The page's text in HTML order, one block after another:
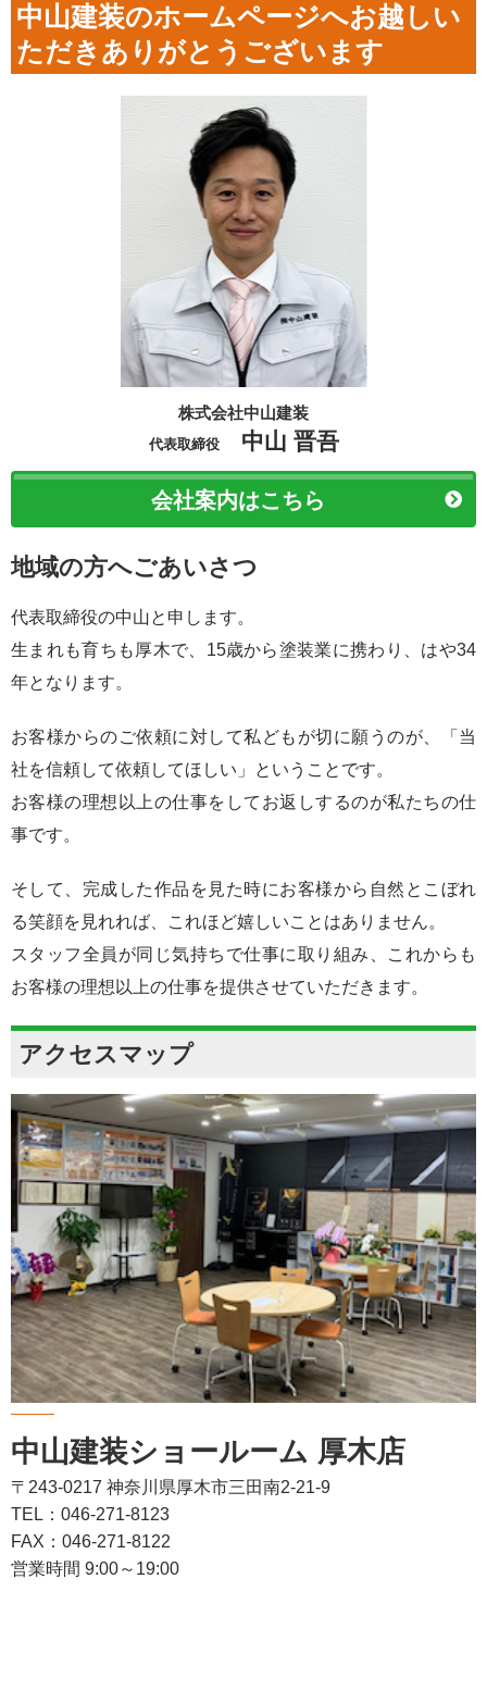
中山建装のホームページへお越しい
ただきありがとうございます
株式会社中山建装
代表取締役 中山 晋吾
会社案内はこちら
地域の方へごあいさつ
代表取締役の中山と申します。
生まれも育ちも厚木で、15歳から塗装業に携わり、はや34
年となります。
お客様からのご依頼に対して私どもが切に願うのが、「当
社を信頼して依頼してほしい」ということです。
お客様の理想以上の仕事をしてお返しするのが私たちの仕
事です。
そして、完成した作品を見た時にお客様から自然とこぼれ
る笑顔を見れれば、これほど嬉しいことはありません。
スタッフ全員が同じ気持ちで仕事に取り組み、これからも
お客様の理想以上の仕事を提供させていただきます。
アクセスマップ
中山建装ショールーム 厚木店
〒243-0217 神奈川県厚木市三田南2-21-9
TEL：046-271-8123
FAX：046-271-8122
営業時間 9:00～19:00